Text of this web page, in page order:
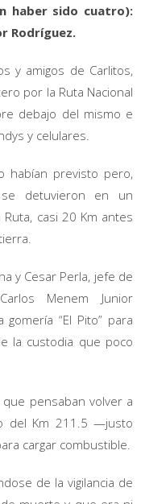
haber sido cuatro):
Rodríguez.
y amigos de Carlitos,
por la Ruta Nacional
debajo del mismo e
y celulares.
habían previsto pero,
se detuvieron en un
casi 20 Km antes
y Cesar Perla, jefe de
Menem Junior
“El Pito” para
la custodia que poco
pensaban volver a
del Km 211.5 —justo
cargar combustible.
de la vigilancia de